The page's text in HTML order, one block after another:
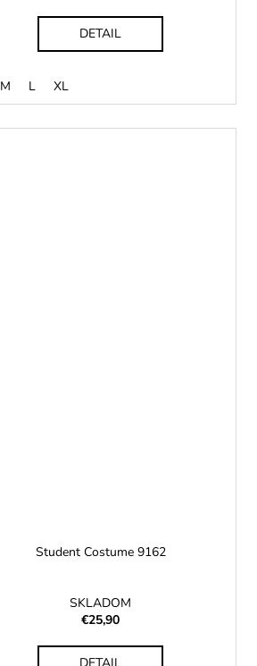
DETAIL
M L XL
Student Costume 9162
SKLADOM
€25,90
DETAIL